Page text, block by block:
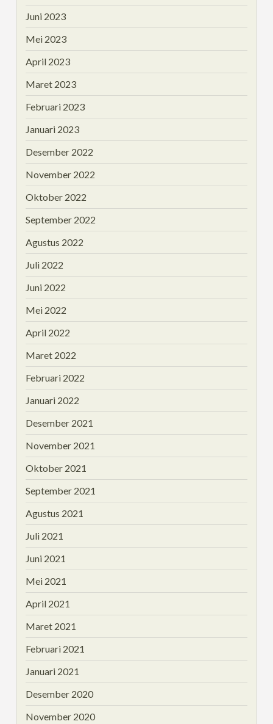
Juni 2023
Mei 2023
April 2023
Maret 2023
Februari 2023
Januari 2023
Desember 2022
November 2022
Oktober 2022
September 2022
Agustus 2022
Juli 2022
Juni 2022
Mei 2022
April 2022
Maret 2022
Februari 2022
Januari 2022
Desember 2021
November 2021
Oktober 2021
September 2021
Agustus 2021
Juli 2021
Juni 2021
Mei 2021
April 2021
Maret 2021
Februari 2021
Januari 2021
Desember 2020
November 2020